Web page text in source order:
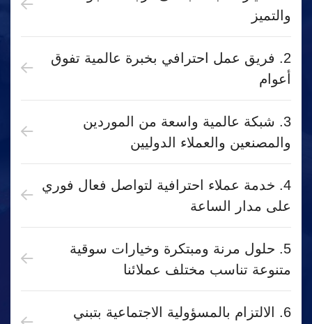
والتميز
2. فريق عمل احترافي بخبرة عالمية تفوق
أعوام
3. شبكة عالمية واسعة من الموردين
والمصنعين والعملاء الدوليين
4. خدمة عملاء احترافية لتواصل فعال فوري
على مدار الساعة
5. حلول مرنة ومبتكرة وخيارات سوقية
متنوعة تناسب مختلف عملائنا
6. الالتزام بالمسؤولية الاجتماعية بتبني